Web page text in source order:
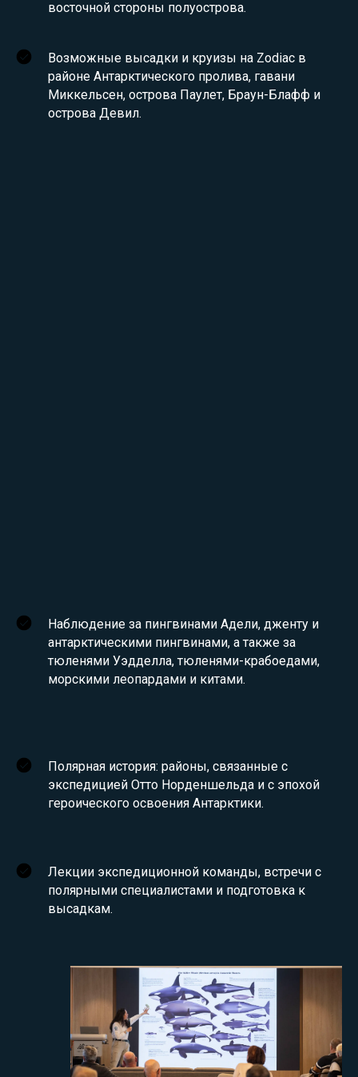
восточной стороны полуострова.
Возможные высадки и круизы на Zodiac в
районе Антарктического пролива, гавани
Миккельсен, острова Паулет, Браун-Блафф и
острова Девил.
Наблюдение за пингвинами Адели, дженту и
антарктическими пингвинами, а также за
тюленями Уэдделла, тюленями-крабоедами,
морскими леопардами и китами.
Полярная история: районы, связанные с
экспедицией Отто Норденшельда и с эпохой
героического освоения Антарктики.
Лекции экспедиционной команды, встречи с
полярными специалистами и подготовка к
высадкам.